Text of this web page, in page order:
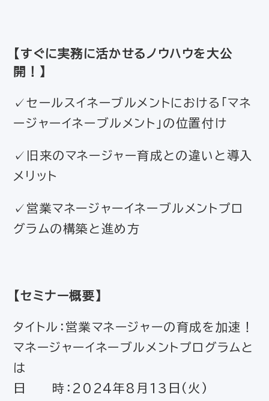
【すぐに実務に活かせるノウハウを大公
開！】
✓セールスイネーブルメントにおける「マネ
ージャーイネーブルメント」の位置付け
✓旧来のマネージャー育成との違いと導入
メリット
✓営業マネージャーイネーブルメントプロ
グラムの構築と進め方
【セミナー概要】
タイトル：営業マネージャーの育成を加速！
マネージャーイネーブルメントプログラムと
は
日 時：2024年8月13日(火)